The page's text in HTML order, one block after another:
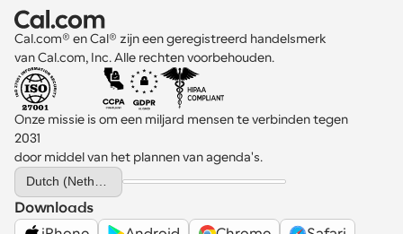
Cal.com® en Cal® zijn een geregistreerd handelsmerk
van Cal.com, Inc. Alle rechten voorbehouden.
Onze missie is om een miljard mensen te verbinden tegen
2031
door middel van het plannen van agenda's.
Select Language
Dutch (Netherlands)
Downloads